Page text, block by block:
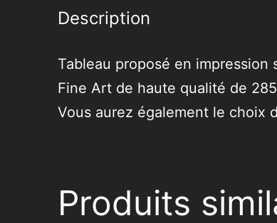
Description
Tableau proposé en
Fine Art de haute qualité de
Vous aurez également le choix
Produits